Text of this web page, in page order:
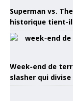
Superman vs.
historique tient-il
Week-end de
slasher qui divise